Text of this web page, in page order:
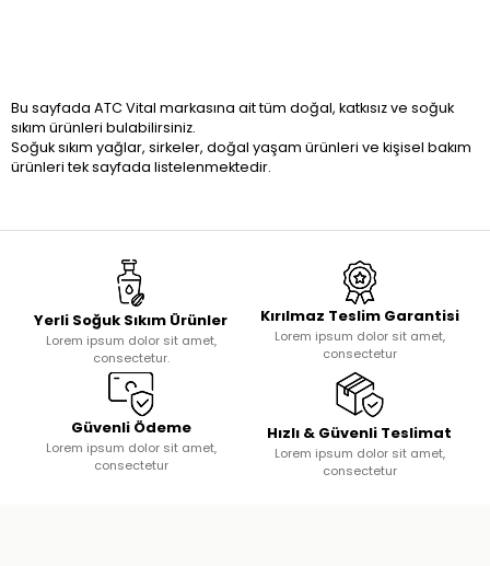
Bu sayfada ATC Vital markasına ait tüm doğal, katkısız ve soğuk
sıkım ürünleri bulabilirsiniz.
Soğuk sıkım yağlar, sirkeler, doğal yaşam ürünleri ve kişisel bakım
ürünleri tek sayfada listelenmektedir.
Yerli Soğuk Sıkım Ürünler
Lorem ipsum dolor sit amet,
consectetur.
Kırılmaz Teslim Garantisi
Lorem ipsum dolor sit amet,
consectetur
Güvenli Ödeme
Lorem ipsum dolor sit amet,
consectetur
Hızlı & Güvenli Teslimat
Lorem ipsum dolor sit amet,
consectetur